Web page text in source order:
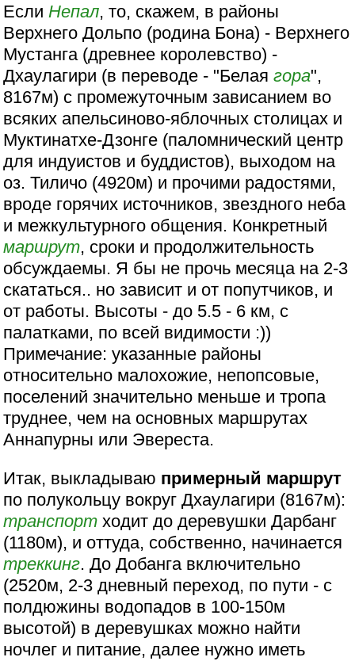
Если Непал, то, скажем, в районы
Верхнего Дольпо (родина Бона) - Верхнего
Мустанга (древнее королевство) -
Дхаулагири (в переводе - "Белаягора",
8167м) с промежуточным зависанием во
всяких апельсиново-яблочных столицах и
Муктинатхе-Дзонге (паломнический центр
для индуистов и буддистов), выходом на
оз. Тиличо (4920м) и прочими радостями,
вроде горячих источников, звездного неба
и межкультурного общения. Конкретный
маршрут, сроки и продолжительность
обсуждаемы. Я бы не прочь месяца на 2-3
скататься.. но зависит и от попутчиков, и
от работы. Высоты - до 5.5 - 6 км, с
палатками, по всей видимости :))
Примечание: указанные районы
относительно малохожие, непопсовые,
поселений значительно меньше и тропа
труднее, чем на основных маршрутах
Аннапурны или Эвереста.
Итак, выкладываю примерный маршрут
по полукольцу вокруг Дхаулагири (8167м):
транспорт ходит до деревушки Дарбанг
(1180м), и оттуда, собственно, начинается
треккинг. До Добанга включительно
(2520м, 2-3 дневный переход, по пути - с
полдюжины водопадов в 100-150м
высотой) в деревушках можно найти
ночлег и питание, далее нужно иметь